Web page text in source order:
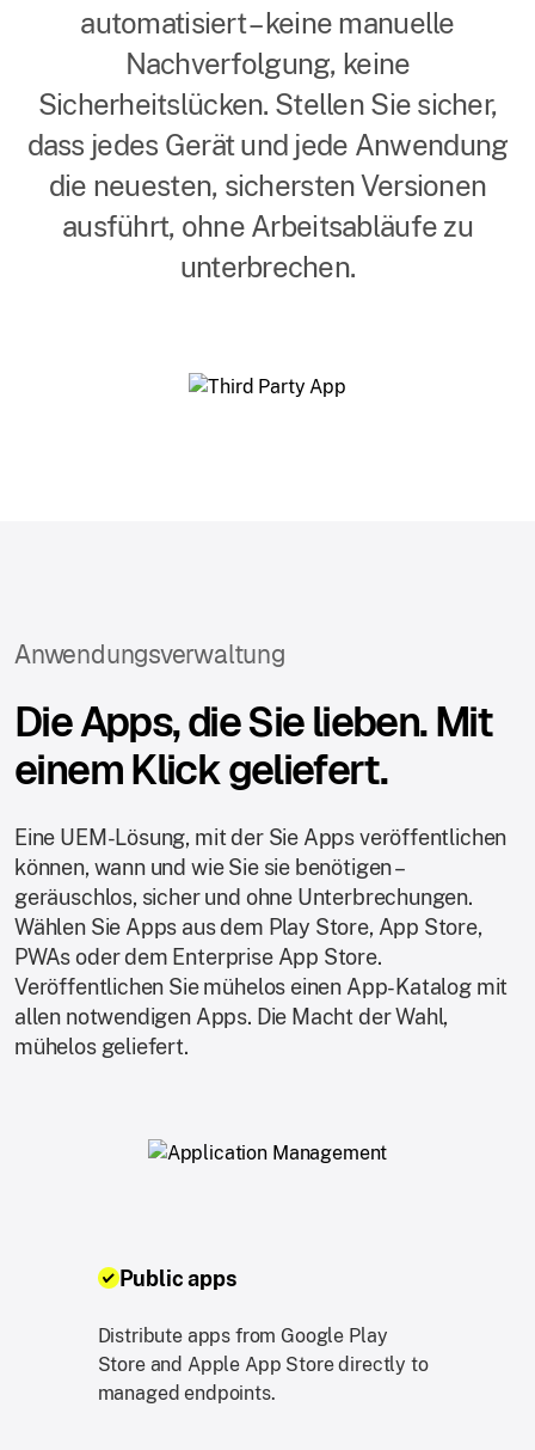
automatisiert – keine manuelle
Nachverfolgung, keine
Sicherheitslücken. Stellen Sie sicher,
dass jedes Gerät und jede Anwendung
die neuesten, sichersten Versionen
ausführt, ohne Arbeitsabläufe zu
unterbrechen.
Anwendungsverwaltung
Die Apps, die Sie lieben. Mit
einem Klick geliefert.
Eine UEM-Lösung, mit der Sie Apps veröffentlichen
können, wann und wie Sie sie benötigen –
geräuschlos, sicher und ohne Unterbrechungen.
Wählen Sie Apps aus dem Play Store, App Store,
PWAs oder dem Enterprise App Store.
Veröffentlichen Sie mühelos einen App-Katalog mit
allen notwendigen Apps. Die Macht der Wahl,
mühelos geliefert.
Public apps
Distribute apps from Google Play
Store and Apple App Store directly to
managed endpoints.